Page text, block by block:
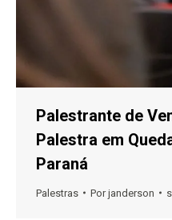
Palestrante de
Palestra em
Paraná
Palestras Porjanderson